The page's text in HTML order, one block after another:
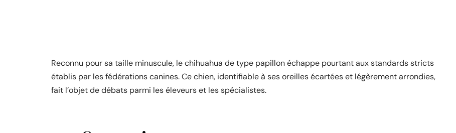
Reconnu pour sa taille minuscule, le chihuahua de type papillon échappe pourtant aux standards stricts
établis par les fédérations canines. Ce chien, identifiable à ses oreilles écartées et légèrement arrondies,
fait l’objet de débats parmi les éleveurs et les spécialistes.